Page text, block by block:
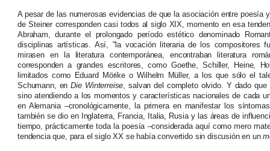
A pesar de las numerosas evidencias de que la asociación entre poesía
de Steiner corresponden casi todos al siglo XIX, momento en esa
Abraham, durante el prolongado período estético denominado
disciplinas artísticas. Así, "la vocación literaria de los compositores
mirasen en la literatura contemporánea, encontraban literatura
corresponden a grandes escritores, como Goethe, Schiller, Heine,
limitados como Eduard Mörike o Wilhelm Müller, a los que sólo el
Schumann, enDie Winterreise, salvan del completo olvido. Y dado
sino atendiendo a los momentos y características nacionales de cada
en Alemania –cronológicamente, la primera en manifestar los
también se dio en Inglaterra, Francia, Italia, Rusia y las áreas de
tiempo, prácticamente toda la poesía –considerada aquí como mero
tendencia que, para el siglo XX se había convertido sin discusión en un